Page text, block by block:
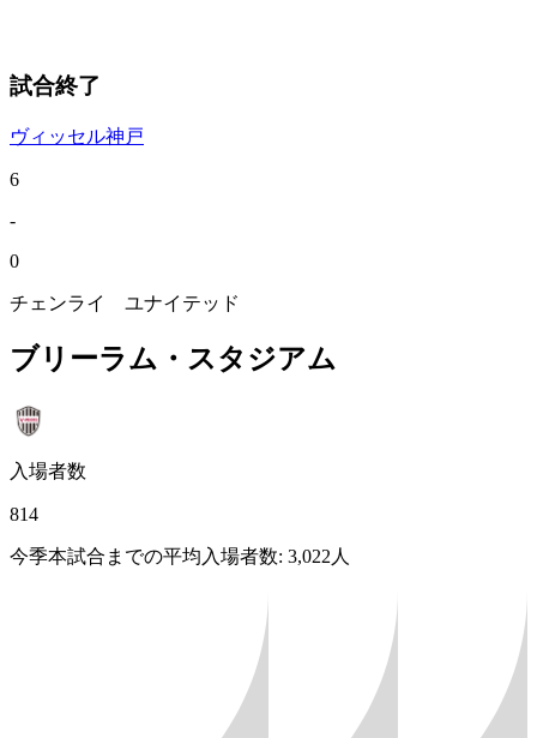
試合終了
ヴィッセル神戸
6
-
0
チェンライ ユナイテッド
ブリーラム・スタジアム
入場者数
814
今季本試合までの平均入場者数: 3,022人